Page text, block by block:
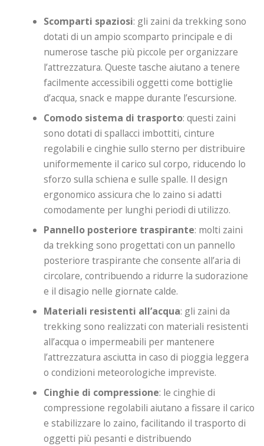
Scomparti spaziosi: gli zaini da trekking sono
dotati di un ampio scomparto principale e di
numerose tasche più piccole per organizzare
l’attrezzatura. Queste tasche aiutano a tenere
facilmente accessibili oggetti come bottiglie
d’acqua, snack e mappe durante l’escursione.
Comodo sistema di trasporto: questi zaini
sono dotati di spallacci imbottiti, cinture
regolabili e cinghie sullo sterno per distribuire
uniformemente il carico sul corpo, riducendo lo
sforzo sulla schiena e sulle spalle. Il design
ergonomico assicura che lo zaino si adatti
comodamente per lunghi periodi di utilizzo.
Pannello posteriore traspirante: molti zaini
da trekking sono progettati con un pannello
posteriore traspirante che consente all’aria di
circolare, contribuendo a ridurre la sudorazione
e il disagio nelle giornate calde.
Materiali resistenti all’acqua: gli zaini da
trekking sono realizzati con materiali resistenti
all’acqua o impermeabili per mantenere
l’attrezzatura asciutta in caso di pioggia leggera
o condizioni meteorologiche impreviste.
Cinghie di compressione: le cinghie di
compressione regolabili aiutano a fissare il carico
e stabilizzare lo zaino, facilitando il trasporto di
oggetti più pesanti e distribuendo